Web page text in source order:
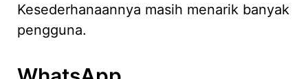
Kesederhanaannya masih menarik banyak
pengguna.